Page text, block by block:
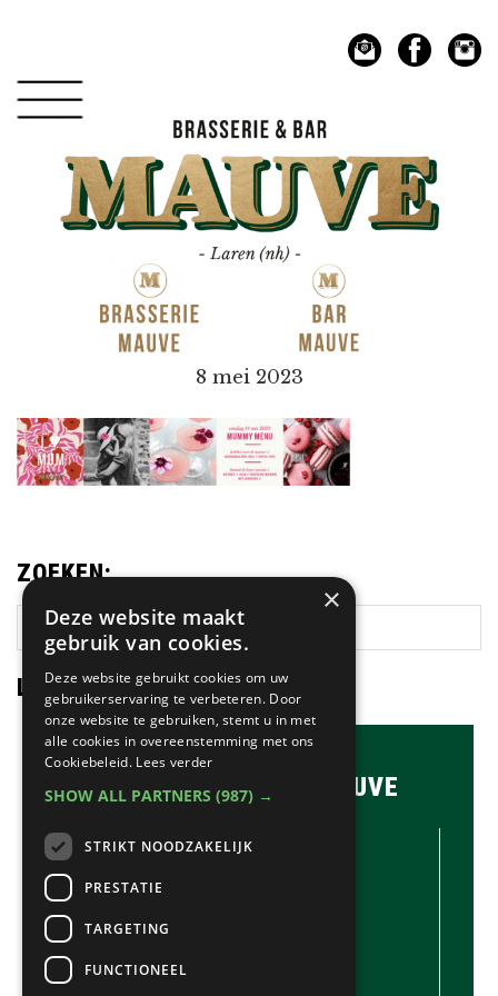
hoofdnavigatie
hoofd
inhoud
Mauve
8 mei 2023
ZOEKEN:
Zoek
op
deze
website
LAATSTE NIEUWS:
BRASSERIE & BAR MAUVE
CONTACTGEGEVENS //
info@mauve.nl
×
Deze website maakt
gebruik van cookies.
Deze website gebruikt cookies om uw
gebruikerservaring te verbeteren. Door
onze website te gebruiken, stemt u in met
alle cookies in overeenstemming met ons
Cookiebeleid. Lees verder
SHOW ALL PARTNERS (987) →
STRIKT NOODZAKELIJK
PRESTATIE
TARGETING
FUNCTIONEEL